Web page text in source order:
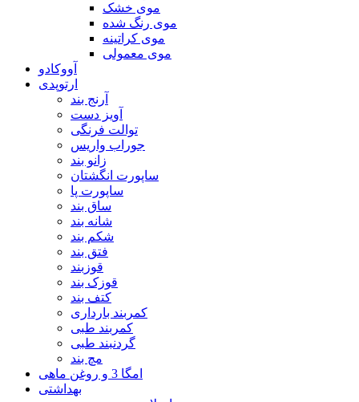
موی خشک
موی رنگ شده
موی کراتینه
موی معمولی
آووکادو
ارتوپدی
آرنج بند
آویز دست
توالت فرنگی
جوراب واریس
زانو بند
ساپورت انگشتان
ساپورت پا
ساق بند
شانه بند
شکم بند
فتق بند
قوزبند
قوزک بند
کتف بند
کمربند بارداری
کمربند طبی
گردنبند طبی
مچ بند
امگا 3 و روغن ماهی
بهداشتی